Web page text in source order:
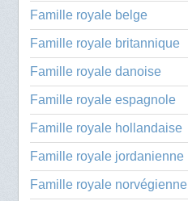
Famille royale belge
Famille royale britannique
Famille royale danoise
Famille royale espagnole
Famille royale hollandaise
Famille royale jordanienne
Famille royale norvégienne